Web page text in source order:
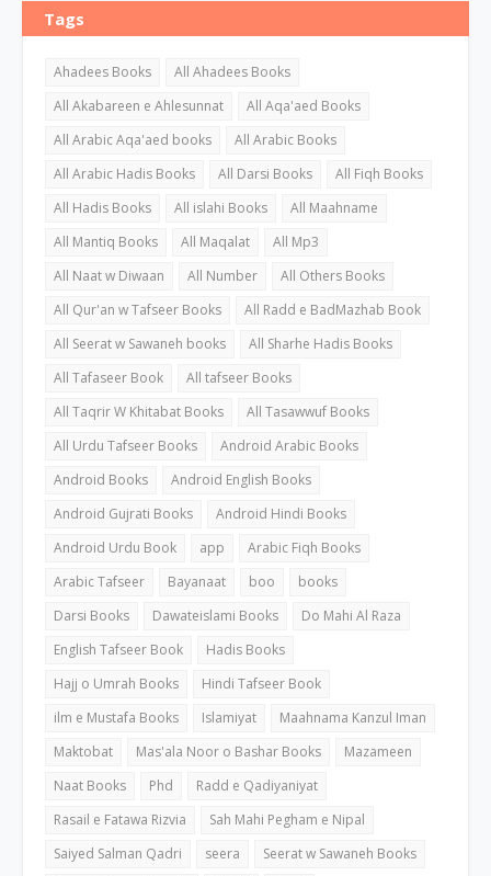
Tags
Ahadees Books
All Ahadees Books
All Akabareen e Ahlesunnat
All Aqa'aed Books
All Arabic Aqa'aed books
All Arabic Books
All Arabic Hadis Books
All Darsi Books
All Fiqh Books
All Hadis Books
All islahi Books
All Maahname
All Mantiq Books
All Maqalat
All Mp3
All Naat w Diwaan
All Number
All Others Books
All Qur'an w Tafseer Books
All Radd e BadMazhab Book
All Seerat w Sawaneh books
All Sharhe Hadis Books
All Tafaseer Book
All tafseer Books
All Taqrir W Khitabat Books
All Tasawwuf Books
All Urdu Tafseer Books
Android Arabic Books
Android Books
Android English Books
Android Gujrati Books
Android Hindi Books
Android Urdu Book
app
Arabic Fiqh Books
Arabic Tafseer
Bayanaat boo
books
Darsi Books
Dawateislami Books
Do Mahi Al Raza
English Tafseer Book
Hadis Books
Hajj o Umrah Books
Hindi Tafseer Book
ilm e Mustafa Books
Islamiyat
Maahnama Kanzul Iman
Maktobat
Mas'ala Noor o Bashar Books
Mazameen
Naat Books
Phd
Radd e Qadiyaniyat
Rasail e Fatawa Rizvia
Sah Mahi Pegham e Nipal
Saiyed Salman Qadri
seera
Seerat w Sawaneh Books